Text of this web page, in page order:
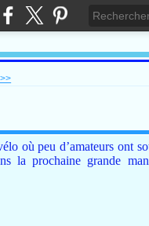
où peu d’amateurs ont
la prochaine grande